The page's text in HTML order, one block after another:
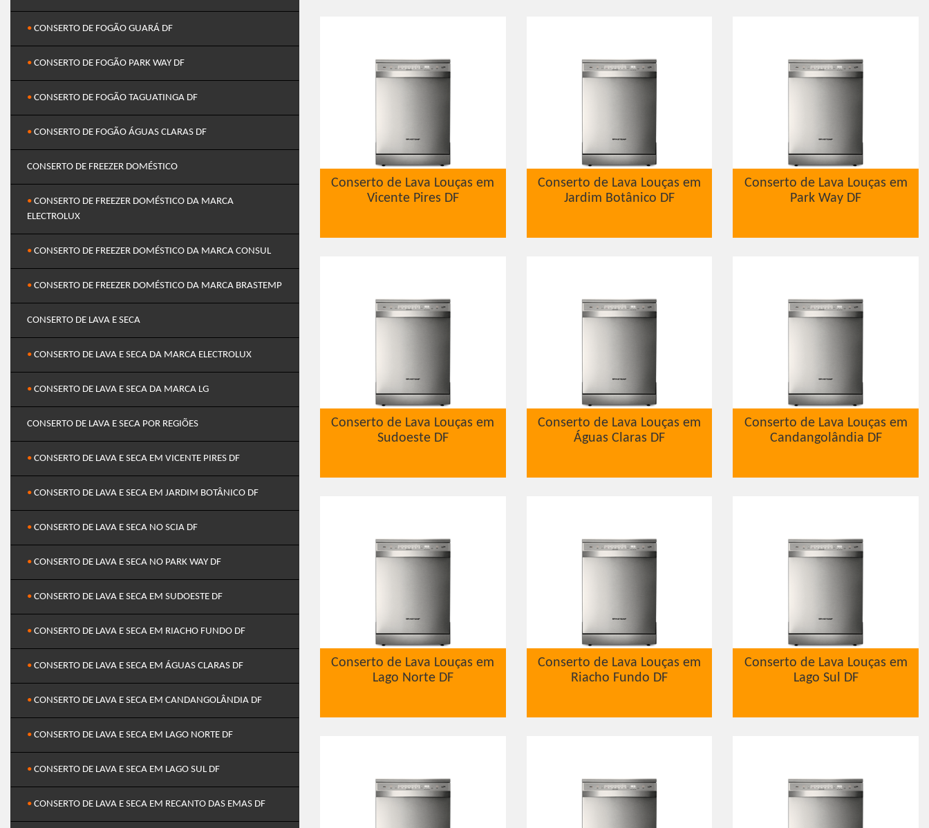
• CONSERTO DE FOGÃO GUARÁ DF
• CONSERTO DE FOGÃO PARK WAY DF
• CONSERTO DE FOGÃO TAGUATINGA DF
• CONSERTO DE FOGÃO ÁGUAS CLARAS DF
CONSERTO DE FREEZER DOMÉSTICO
• CONSERTO DE FREEZER DOMÉSTICO DA MARCA
ELECTROLUX
• CONSERTO DE FREEZER DOMÉSTICO DA MARCA CONSUL
• CONSERTO DE FREEZER DOMÉSTICO DA MARCA BRASTEMP
CONSERTO DE LAVA E SECA
• CONSERTO DE LAVA E SECA DA MARCA ELECTROLUX
• CONSERTO DE LAVA E SECA DA MARCA LG
CONSERTO DE LAVA E SECA POR REGIÕES
• CONSERTO DE LAVA E SECA EM VICENTE PIRES DF
• CONSERTO DE LAVA E SECA EM JARDIM BOTÂNICO DF
• CONSERTO DE LAVA E SECA NO SCIA DF
• CONSERTO DE LAVA E SECA NO PARK WAY DF
• CONSERTO DE LAVA E SECA EM SUDOESTE DF
• CONSERTO DE LAVA E SECA EM RIACHO FUNDO DF
• CONSERTO DE LAVA E SECA EM ÁGUAS CLARAS DF
• CONSERTO DE LAVA E SECA EM CANDANGOLÂNDIA DF
• CONSERTO DE LAVA E SECA EM LAGO NORTE DF
• CONSERTO DE LAVA E SECA EM LAGO SUL DF
• CONSERTO DE LAVA E SECA EM RECANTO DAS EMAS DF
Conserto de Lava Louças em
Vicente Pires DF
Conserto de Lava Louças em
Jardim Botânico DF
Conserto de Lava Louças em
Park Way DF
Conserto de Lava Louças em
Sudoeste DF
Conserto de Lava Louças em
Águas Claras DF
Conserto de Lava Louças em
Candangolândia DF
Conserto de Lava Louças em
Lago Norte DF
Conserto de Lava Louças em
Riacho Fundo DF
Conserto de Lava Louças em
Lago Sul DF